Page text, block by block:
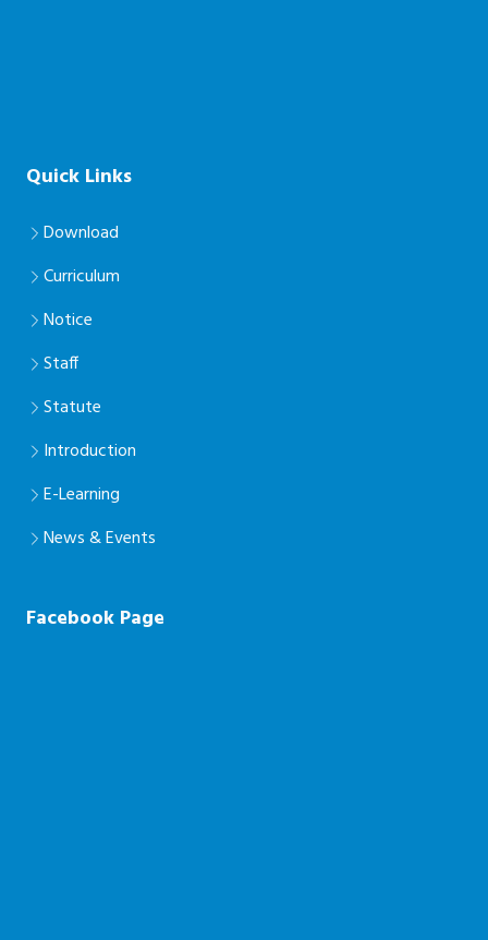
Quick Links
Download
Curriculum
Notice
Staff
Statute
Introduction
E-Learning
News & Events
Facebook Page